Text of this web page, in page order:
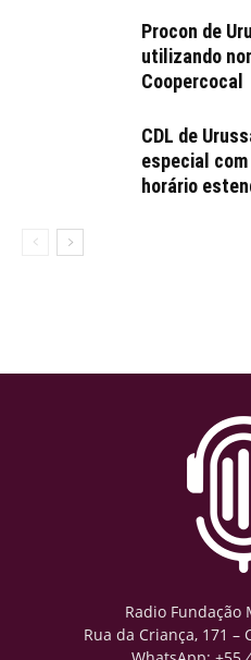
Procon de
utilizando
Coopercocal
CDL de
especial
horário
Radio Fundação
Rua da Criança, 171 –